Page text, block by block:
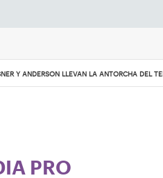
Y ANDERSON LLEVAN LA ANTORCHA DEL
PRO